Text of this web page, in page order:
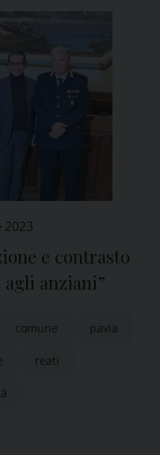
2023
e contrasto
anziani”
comune pavia
reati